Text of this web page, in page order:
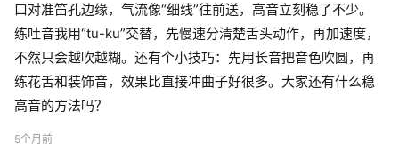
口对准笛孔边缘，气流像“细线”往前送，高音立刻稳了不少。
练吐音我用“tu-ku”交替，先慢速分清楚舌头动作，再加速度，
不然只会越吹越糊。还有个小技巧：先用长音把音色吹圆，再
练花舌和装饰音，效果比直接冲曲子好很多。大家还有什么稳
高音的方法吗？
5个月前